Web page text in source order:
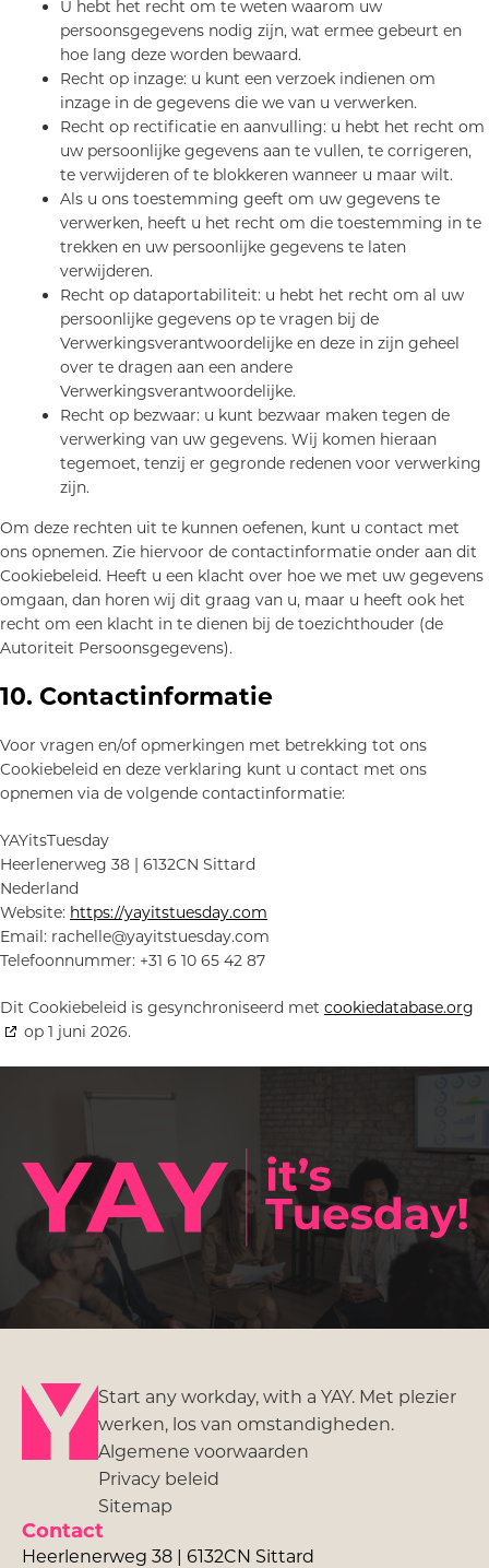
U hebt het recht om te weten waarom uw
persoonsgegevens nodig zijn, wat ermee gebeurt en
hoe lang deze worden bewaard.
Recht op inzage: u kunt een verzoek indienen om
inzage in de gegevens die we van u verwerken.
Recht op rectificatie en aanvulling: u hebt het recht om
uw persoonlijke gegevens aan te vullen, te corrigeren,
te verwijderen of te blokkeren wanneer u maar wilt.
Als u ons toestemming geeft om uw gegevens te
verwerken, heeft u het recht om die toestemming in te
trekken en uw persoonlijke gegevens te laten
verwijderen.
Recht op dataportabiliteit: u hebt het recht om al uw
persoonlijke gegevens op te vragen bij de
Verwerkingsverantwoordelijke en deze in zijn geheel
over te dragen aan een andere
Verwerkingsverantwoordelijke.
Recht op bezwaar: u kunt bezwaar maken tegen de
verwerking van uw gegevens. Wij komen hieraan
tegemoet, tenzij er gegronde redenen voor verwerking
zijn.
Om deze rechten uit te kunnen oefenen, kunt u contact met
ons opnemen. Zie hiervoor de contactinformatie onder aan dit
Cookiebeleid. Heeft u een klacht over hoe we met uw gegevens
omgaan, dan horen wij dit graag van u, maar u heeft ook het
recht om een klacht in te dienen bij de toezichthouder (de
Autoriteit Persoonsgegevens).
10. Contactinformatie
Voor vragen en/of opmerkingen met betrekking tot ons
Cookiebeleid en deze verklaring kunt u contact met ons
opnemen via de volgende contactinformatie:
YAYitsTuesday
Heerlenerweg 38 | 6132CN Sittard
Nederland
Website: https://yayitstuesday.com
Email: rachelle@yayitstuesday.com
Telefoonnummer: +31 6 10 65 42 87
Dit Cookiebeleid is gesynchroniseerd met cookiedatabase.org
op 1 juni 2026.
Start any workday, with a YAY. Met plezier
werken, los van omstandigheden.
Algemene voorwaarden
Privacy beleid
Sitemap
Contact
Heerlenerweg 38 | 6132CN Sittard